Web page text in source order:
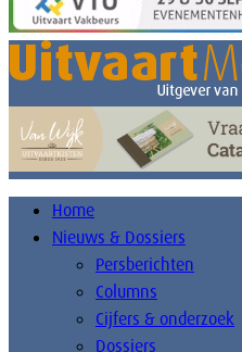
Home
Nieuws & Dossiers
Persberichten
Columns
Cijfers & onderzoek
Dossiers